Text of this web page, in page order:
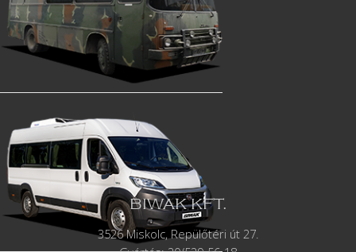
BIWAK KFT.
3526 Miskolc, Repülőtéri út 27.